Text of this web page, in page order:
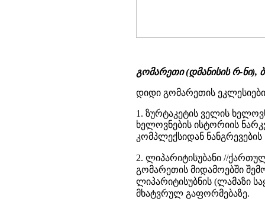
გომარეთი (დმანისის რ-ნი),
დიდი გომარეთის
1. ზურტაკეტის ველის
ხელოვნების ისტორიის
კომპლექსიდან
2. ლიპარიტისუბანი //
გომარეთის მიდამოებში
ლიპარიტისუბნის (ლამაზი
მხატვრულ გაფორმებაზე.